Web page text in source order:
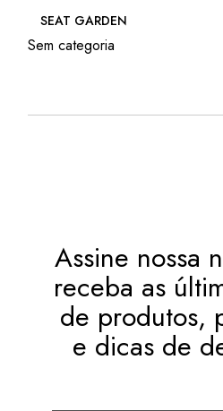
SEAT GARDEN
Sem categoria
Assine nossa
receba as
de produtos,
e dicas de